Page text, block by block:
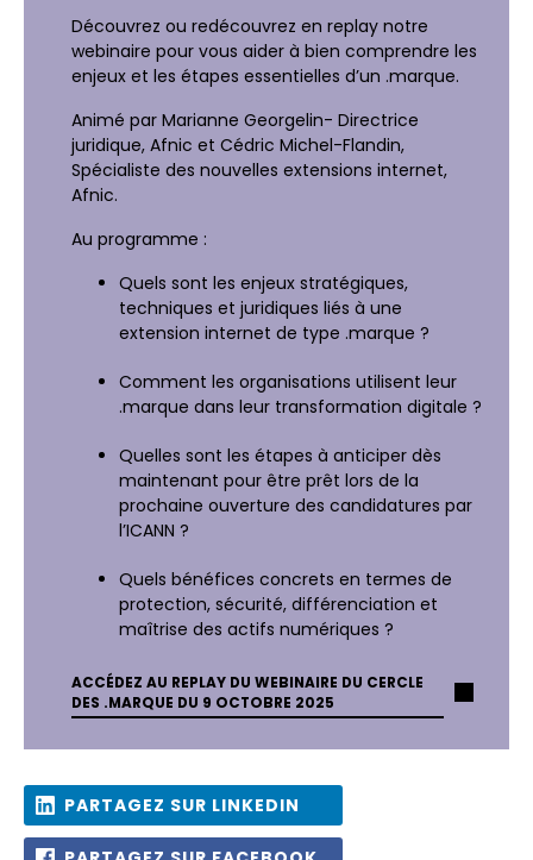
Découvrez ou redécouvrez en replay notre
webinaire pour vous aider à bien comprendre les
enjeux et les étapes essentielles d’un .marque.
Animé par Marianne Georgelin- Directrice
juridique, Afnic et Cédric Michel-Flandin,
Spécialiste des nouvelles extensions internet,
Afnic.
Au programme :
Quels sont les enjeux stratégiques,
techniques et juridiques liés à une
extension internet de type .marque ?
Comment les organisations utilisent leur
.marque dans leur transformation digitale ?
Quelles sont les étapes à anticiper dès
maintenant pour être prêt lors de la
prochaine ouverture des candidatures par
l’ICANN ?
Quels bénéfices concrets en termes de
protection, sécurité, différenciation et
maîtrise des actifs numériques ?
ACCÉDEZ AU REPLAY DU WEBINAIRE DU CERCLE
DES .MARQUE DU 9 OCTOBRE 2025
PARTAGEZ SUR LINKEDIN